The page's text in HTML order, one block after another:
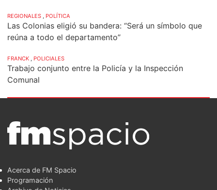
REGIONALES , POLÍTICA
Las Colonias eligió su bandera: “Será un símbolo que
reúna a todo el departamento”
FRANCK , POLICIALES
Trabajo conjunto entre la Policía y la Inspección
Comunal
Acerca de FM Spacio
Programación